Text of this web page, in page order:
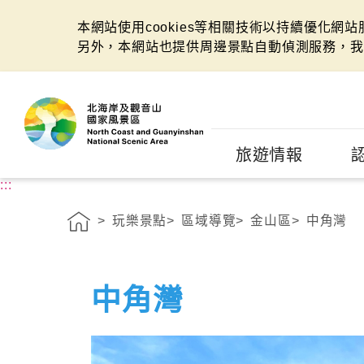
本網站使用cookies等相關技術以持續優化網
另外，本網站也提供周邊景點自動偵測服務，
旅遊情報
:::
玩樂景點 區域導覽 金山區 中角灣
中角灣